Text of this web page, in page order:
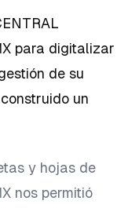
para digitalizar
de su
un
y hojas de
nos permitió